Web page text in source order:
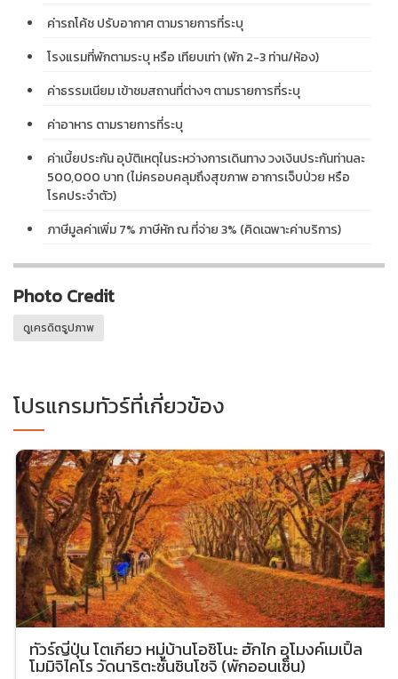
ค่ารถโค้ช ปรับอากาศ ตามรายการที่ระบุ
โรงแรมที่พักตามระบุ หรือ เทียบเท่า (พัก 2-3 ท่าน/ห้อง)
ค่าธรรมเนียม เข้าชมสถานที่ต่างๆ ตามรายการที่ระบุ
ค่าอาหาร ตามรายการที่ระบุ
ค่าเบี้ยประกัน อุบัติเหตุในระหว่างการเดินทาง วงเงินประกันท่านละ
500,000 บาท (ไม่ครอบคลุมถึงสุขภาพ อาการเจ็บป่วย หรือ
โรคประจำตัว)
ภาษีมูลค่าเพิ่ม 7% ภาษีหัก ณ ที่จ่าย 3% (คิดเฉพาะค่าบริการ)
Photo Credit
ดูเครดิตรูปภาพ
โปรแกรมทัวร์ที่เกี่ยวข้อง
ทัวร์ญี่ปุ่น โตเกียว หมู่บ้านโอชิโนะ ฮักไก อุโมงค์เมเปิ้ล
โมมิจิไคโร วัดนาริตะซันชินโชจิ (พักออนเซ็น)